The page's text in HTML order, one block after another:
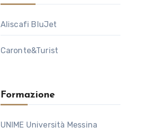
Aliscafi BluJet
Caronte&Turist
Formazione
UNIME Università Messina